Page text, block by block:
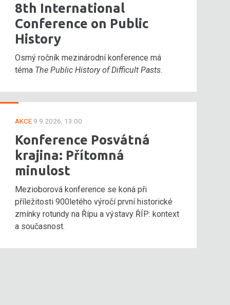
8th International
Conference on Public
History
Osmý ročník mezinárodní konference má
téma The Public History of Difficult Pasts.
AKCE 9.9.2026, 13:00
Konference Posvátná
krajina: Přítomná
minulost
Mezioborová konference se koná při
příležitosti 900letého výročí první historické
zmínky rotundy na Řípu a výstavy ŘÍP: kontext
a současnost.